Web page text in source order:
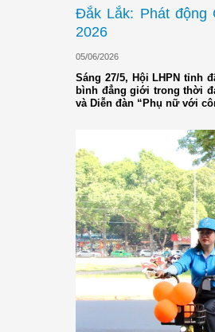
Đắk Lắk: Phát động
2026
05/06/2026
Sáng 27/5, Hội LHPN tỉnh
bình đẳng giới trong thời
và Diễn đàn “Phụ nữ với